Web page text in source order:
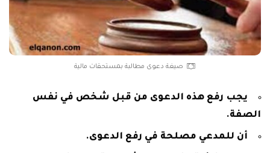
صيغة دعوى مطالبة بمستحقات مالية
يجب رفع هذه الدعوى من قبل شخص في نفس
الصفة.
أن للمدعي مصلحة في رفع الدعوى.